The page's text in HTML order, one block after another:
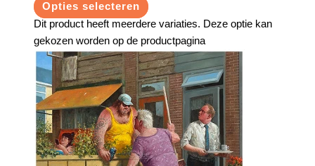
Opties selecteren
Dit product heeft meerdere variaties. Deze optie kan
gekozen worden op de productpagina